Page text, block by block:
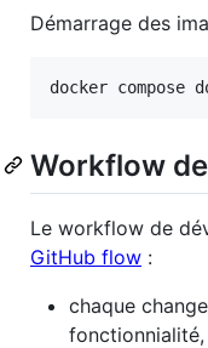
Démarrage des
docker compose
Workflow
Le workflow de
GitHub flow :
chaque